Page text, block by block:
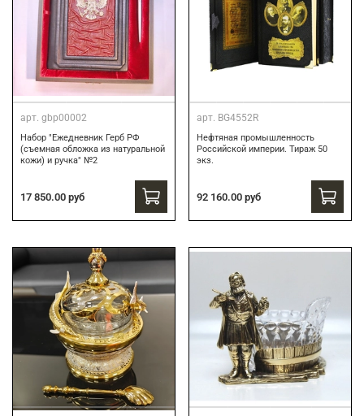
арт. gbp00002
Набор "Ежедневник Герб РФ
(съемная обложка из натуральной
кожи) и ручка" №2
17 850.00 руб
арт. BG4552R
Нефтяная промышленность
Российской империи. Тираж 50
экз.
92 160.00 руб